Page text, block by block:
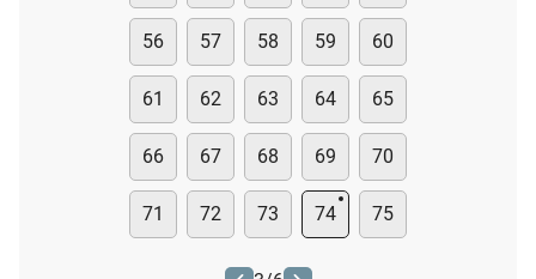
56 57 58 59 60
61 62 63 64 65
66 67 68 69 70
71 72 73 74 75